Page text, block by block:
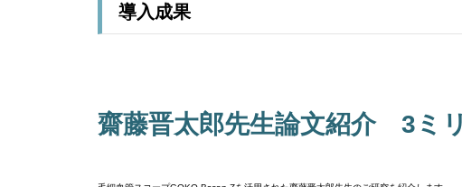
導入成果
齋藤晋太郎先生論文紹介 3ミ